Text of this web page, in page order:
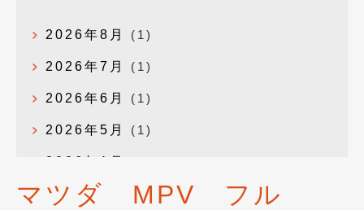
2026年8月 (1)
2026年7月 (1)
2026年6月 (1)
2026年5月 (1)
2026年1月
2025年12月 (3)
マツダ MPV フル